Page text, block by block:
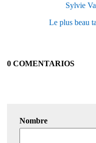
Sylvie
Le plus beau
0 COMENTARIOS
Nombre